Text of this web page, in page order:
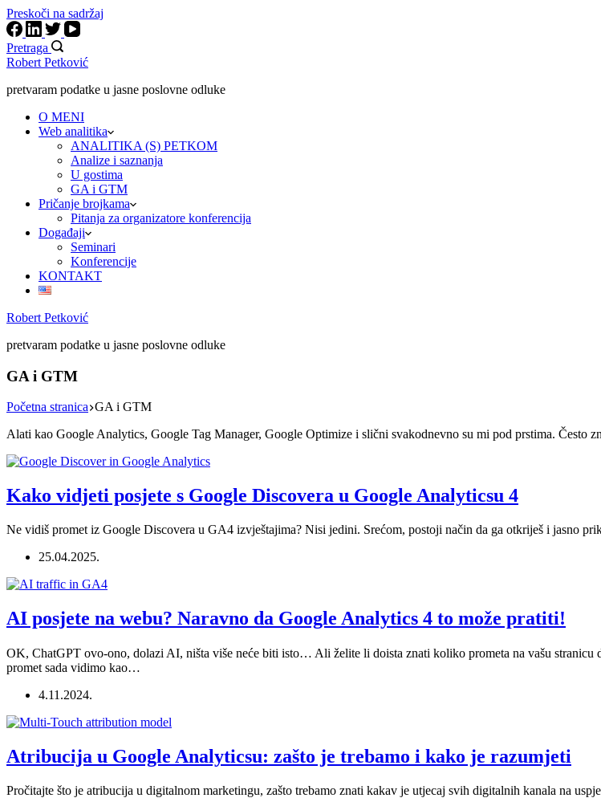
Preskoči na sadržaj
Pretraga
Robert Petković
pretvaram podatke u jasne poslovne odluke
O MENI
Web analitika
ANALITIKA (S) PETKOM
Analize i saznanja
U gostima
GA i GTM
Pričanje brojkama
Pitanja za organizatore konferencija
Događaji
Seminari
Konferencije
KONTAKT
Robert Petković
pretvaram podatke u jasne poslovne odluke
GA i GTM
Početna stranica GA i GTM
Alati kao Google Analytics, Google Tag Manager, Google Optimize i slični svakodnevno su mi pod prstima. Često
Kako vidjeti posjete s Google Discovera u Google Analyticsu 4
Ne vidiš promet iz Google Discovera u GA4 izvještajima? Nisi jedini. Srećom, postoji način da ga otkriješ i jasno
25.04.2025.
AI posjete na webu? Naravno da Google Analytics 4 to može pratiti!
OK, ChatGPT ovo-ono, dolazi AI, ništa više neće biti isto… Ali želite li doista znati koliko prometa na vašu
promet sada vidimo kao…
4.11.2024.
Atribucija u Google Analyticsu: zašto je trebamo i kako je razumjeti
Pročitajte što je atribucija u digitalnom marketingu, zašto trebamo znati kakav je utjecaj svih digitalnih kanala na